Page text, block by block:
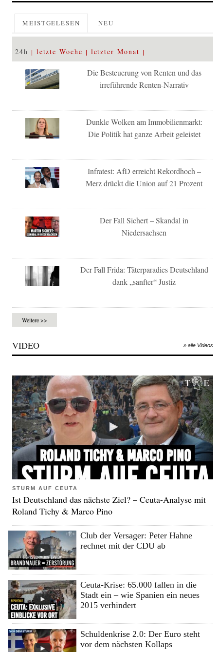
MEISTGELESEN NEU
24h letzte Woche letzter Monat
Die Besteuerung von Renten und das
irreführende Renten-Narrativ
Dunkle Wolken am Immobilienmarkt:
Die Politik hat ganze Arbeit geleistet
Infratest: AfD erreicht Rekordhoch –
Merz drückt die Union auf 21 Prozent
Der Fall Sichert – Skandal in
Niedersachsen
Der Fall Frida: Täterparadies Deutschland
dank „sanfter“ Justiz
Weitere >>
VIDEO » alle Videos
STURM AUF CEUTA
Ist Deutschland das nächste Ziel? – Ceuta-Analyse mit
Roland Tichy & Marco Pino
Club der Versager: Peter Hahne
rechnet mit der CDU ab
Ceuta-Krise: 65.000 fallen in die
Stadt ein – wie Spanien ein neues
2015 verhindert
Schuldenkrise 2.0: Der Euro steht
vor dem nächsten Kollaps